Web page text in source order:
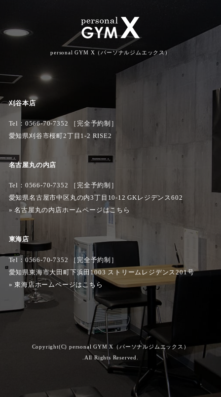
personal GYM X（パーソナルジムエックス）
刈谷本店
Tel： 0566-70-7352
［完全予約制］
愛知県刈谷市桜町2丁目1-2 RISE2
名古屋丸の内店
Tel：0566-70-7352 ［完全予約制］
愛知県名古屋市中区丸の内3丁目10-12 GKレジデンス602
»名古屋丸の内店ホームページはこちら
東海店
Tel：0566-70-7352 ［完全予約制］
愛知県東海市大田町下浜田1003 ストリームレジデンス201号
»東海店ホームページはこちら
Copyright(C) personal GYM X（パーソナルジムエックス）
.All Rights Reserved.